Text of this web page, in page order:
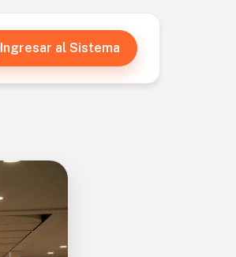
Ingresar al Sistema